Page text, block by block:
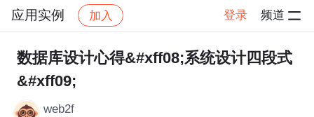
应用实例 加入 登录 频道
社区 应用实例 帖子详情
数据库设计心得&#xff08;系统设计四段式
&#xff09;
web2f